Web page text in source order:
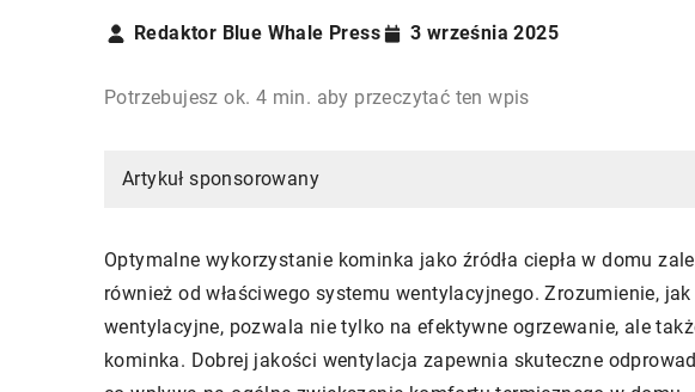
Redaktor Blue Whale Press 3 września 2025
Potrzebujesz ok. 4 min. aby przeczytać ten wpis
Artykuł sponsorowany
Optymalne wykorzystanie kominka jako źródła ciepła w domu
również od właściwego systemu wentylacyjnego. Zrozumienie,
wentylacyjne, pozwala nie tylko na efektywne ogrzewanie, ale
kominka. Dobrej jakości wentylacja zapewnia skuteczne